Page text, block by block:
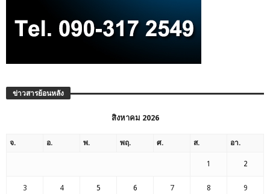
ข่าวสารย้อนหลัง
สิงหาคม 2026
จ. อ. พ. พฤ. ศ. ส. อา.
1 2
3 4 5 6 7 8 9